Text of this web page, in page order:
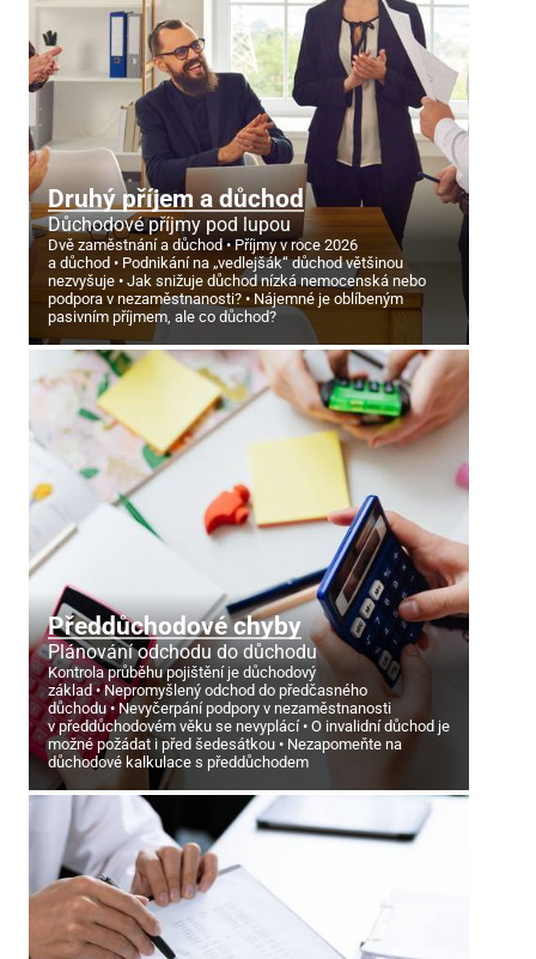
Druhý příjem a důchod
Důchodové příjmy pod lupou
Dvě zaměstnání a důchod
Příjmy v roce 2026
a důchod
Podnikání na „vedlejšák“ důchod většinou
nezvyšuje
Jak snižuje důchod nízká nemocenská nebo
podpora v nezaměstnanosti?
Nájemné je oblíbeným
pasivním příjmem, ale co důchod?
Předdůchodové chyby
Plánování odchodu do důchodu
Kontrola průběhu pojištění je důchodový
základ
Nepromyšlený odchod do předčasného
důchodu
Nevyčerpání podpory v nezaměstnanosti
v předdůchodovém věku se nevyplácí
O invalidní důchod je
možné požádat i před šedesátkou
Nezapomeňte na
důchodové kalkulace s předdůchodem